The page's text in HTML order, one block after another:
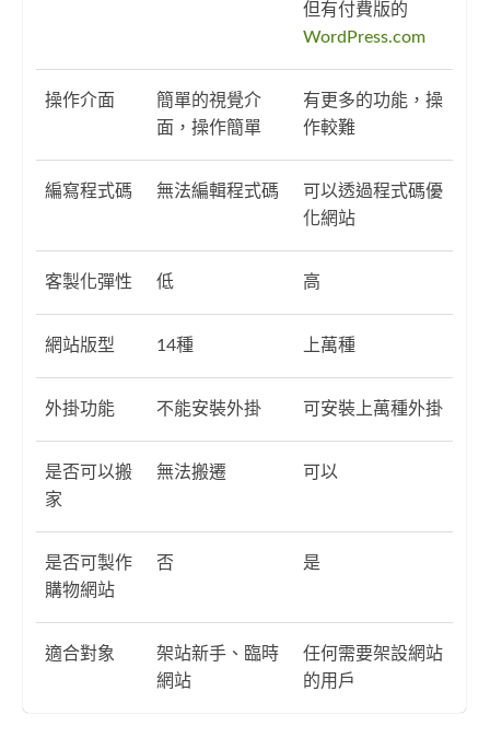
但有付費版的
WordPress.com
操作介面
簡單的視覺介
面，操作簡單
有更多的功能，操
作較難
編寫程式碼 無法編輯程式碼
可以透過程式碼優
化網站
客製化彈性 低 高
網站版型 14種 上萬種
外掛功能 不能安裝外掛 可安裝上萬種外掛
是否可以搬
家
無法搬遷 可以
是否可製作
購物網站
否 是
適合對象
架站新手、臨時
網站
任何需要架設網站
的用戶